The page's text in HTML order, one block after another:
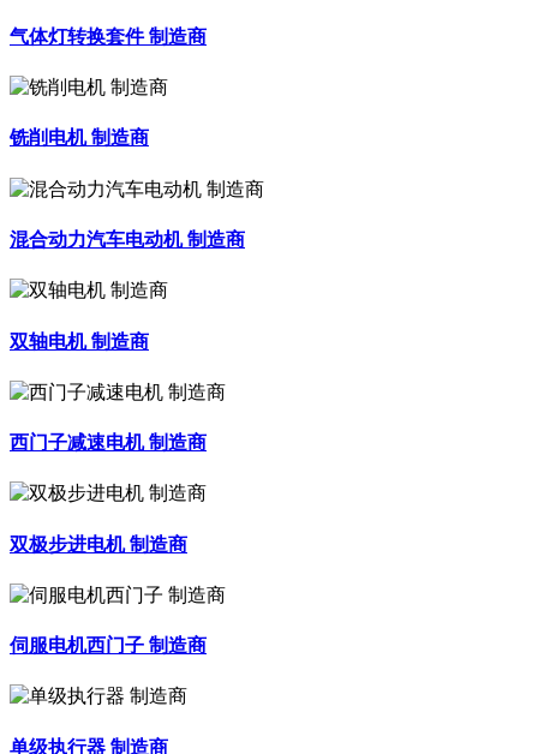
气体灯转换套件 制造商
铣削电机 制造商
混合动力汽车电动机 制造商
双轴电机 制造商
西门子减速电机 制造商
双极步进电机 制造商
伺服电机西门子 制造商
单级执行器 制造商